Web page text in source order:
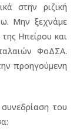
στην ριζική
Μην ξεχνάμε
Ηπείρου και
ΦοΔΣΑ.
προηγούμενη
του